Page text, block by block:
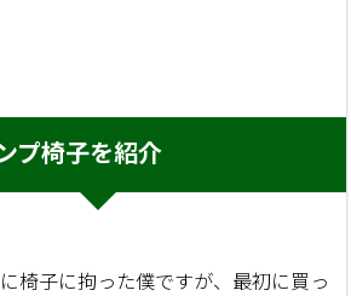
プ椅子を紹介
椅子に拘った僕ですが、最初に買っ